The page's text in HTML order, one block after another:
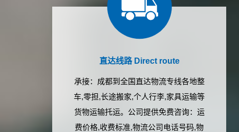
直达线路 Direct route
承接：成都到全国直达物流专线各地整
车,零担,长途搬家,个人行李,家具运输等
货物运输托运。公司提供免费咨询：运
费价格,收费标准,物流公司电话号码,物